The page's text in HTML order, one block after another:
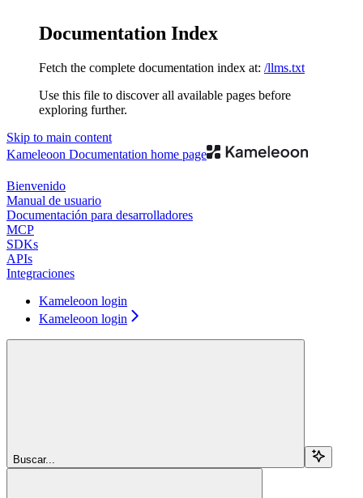
Documentation Index
Fetch the complete documentation index at: /llms.txt
Use this file to discover all available pages before
exploring further.
Skip to main content
Kameleoon Documentation home page
Bienvenido
Manual de usuario
Documentación para desarrolladores
MCP
SDKs
APIs
Integraciones
Kameleoon login
Kameleoon login
Buscar...